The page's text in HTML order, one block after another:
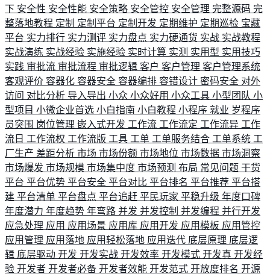
下 安全性 安全性能 安全策略 安全管控 安全管理 完整源码 完
整落地教程 定制 定制平台 定制开发 定期维护 定期巡检 宝藏
平台 实力排行 实力测评 实力盘点 实力硬通货 实战 实战教程
实战演练 实战经验 实施经验 实时计算 实测 实用型 实用技巧
实践 审批流 审批流程 审批逻辑 客户 客户管理 客户管理系统
客观评价 容器化 容器安全 容器编排 容错设计 密码安全 对外
访问 对比分析 导入导出 小众 小众好用 小众工具 小型团队 小
型项目 小微企业首选 小白指南 小白教程 小程序 就业 岁程序
员突围 岗位管理 嵌入式开发 工作流 工作流定 工作流异 工作
流日 工作流权 工作流版 工具 工单 工单服务结合 工单系统 工
厂生产 差距分析 市场 市场份额 市场地位 市场数据 市场洞察
市场爆发 市场规模 市场集中度 市场预测 布局 常见问题 干货
平台 平台优势 平台安全 平台对比 平台排名 平台推荐 平台搭
建 平台清单 平台盘点 平台追赶 平民玩家 平稳升级 年度口碑
年度潜力 年度趋势 年弯路 并发 并发控制 并发编程 并行开发
应急处理 应用 应用场景 应用库 应用开发 应用模板 应用管控
应用管理 应用落地 应用轻松落地 应用迭代 底层原理 底层逻
辑 底层驱动 开发 开发实战 开发效率 开发模式 开发真 开发经
验 开发者 开发者必备 开发者效能 开发范式 开放度排名 开源